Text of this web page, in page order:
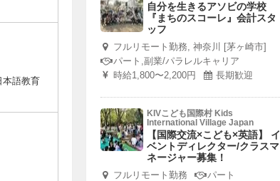
本語教育
自分を生きるアソビの学校
『まちのスコーレ』会計スタ
ッフ
フルリモート勤務, 神奈川 [茅ヶ崎市]
パート,副業/パラレルキャリア
時給1,800〜2,200円
長期歓迎
KIVこども国際村 Kids
International Village Japan
【国際交流×こども×英語】 イ
ベントディレクター/クラスマ
ネージャー募集！
フルリモート勤務
パート